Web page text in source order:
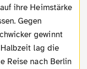
ihre Heimstärke
Gegen
gewinnt
lag die
Reise nach Berlin